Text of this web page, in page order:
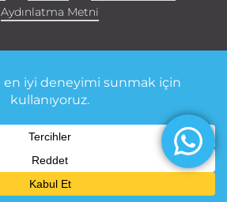
Aydınlatma Metni